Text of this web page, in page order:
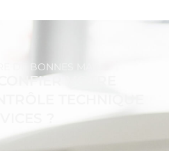
DE BONNES MAINS
VOTRE
TECHNIQUE